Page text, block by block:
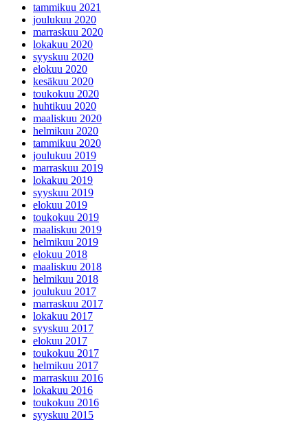
tammikuu 2021
joulukuu 2020
marraskuu 2020
lokakuu 2020
syyskuu 2020
elokuu 2020
kesäkuu 2020
toukokuu 2020
huhtikuu 2020
maaliskuu 2020
helmikuu 2020
tammikuu 2020
joulukuu 2019
marraskuu 2019
lokakuu 2019
syyskuu 2019
elokuu 2019
toukokuu 2019
maaliskuu 2019
helmikuu 2019
elokuu 2018
maaliskuu 2018
helmikuu 2018
joulukuu 2017
marraskuu 2017
lokakuu 2017
syyskuu 2017
elokuu 2017
toukokuu 2017
helmikuu 2017
marraskuu 2016
lokakuu 2016
toukokuu 2016
syyskuu 2015